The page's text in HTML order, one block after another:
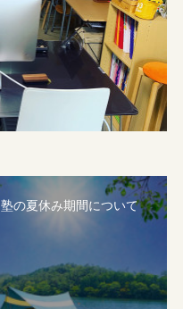
塾の夏休み期間について